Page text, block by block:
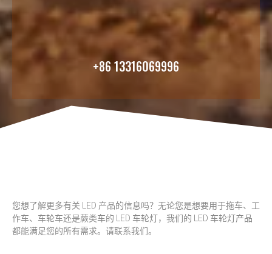
+86 13316069996
您想了解更多有关 LED 产品的信息吗？无论您是想要用于拖车、工
作车、车轮车还是蕨类车的 LED 车轮灯，我们的 LED 车轮灯产品
都能满足您的所有需求。请联系我们。